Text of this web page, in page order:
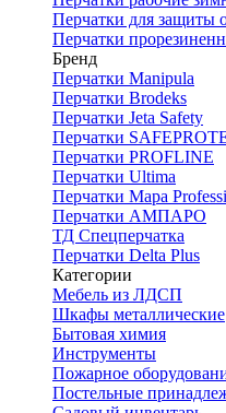
Перчатки для защиты
Перчатки
Бренд
Перчатки Manipula
Перчатки Brodeks
Перчатки Jeta Safety
Перчатки
Перчатки PROFLINE
Перчатки Ultima
Перчатки Мара
Перчатки АМПАРО
ТД Спецперчатка
Перчатки Delta Plus
Категории
Мебель из ЛДСП
Шкафы металлические
Бытовая химия
Инструменты
Пожарное
Постельные